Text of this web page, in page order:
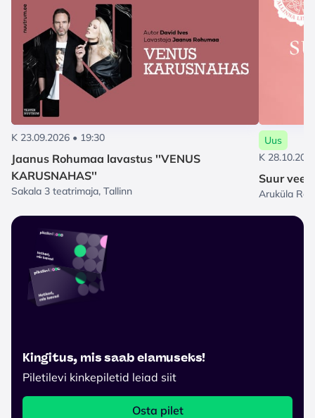
K 23.09.2026 • 19:30
Jaanus Rohumaa lavastus ''VENUS
KARUSNAHAS''
Sakala 3 teatrimaja, Tallinn
Uus
K
Suur
Aruküla
Kingitus, mis saab elamuseks!
Piletilevi kinkepiletid leiad siit
Osta pilet